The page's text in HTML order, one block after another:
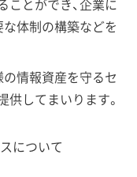
とができ、企業に
体制の構築などを
情報資産を守るセ
してまいります。
について